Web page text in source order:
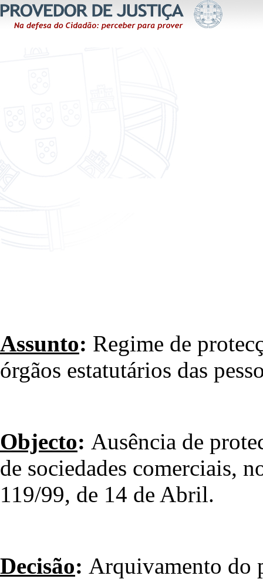
Assunto: Regime de
órgãos estatutários das
Objecto: Ausência de
de sociedades comerciais,
119/99, de 14 de Abril.
Decisão: Arquivamento do